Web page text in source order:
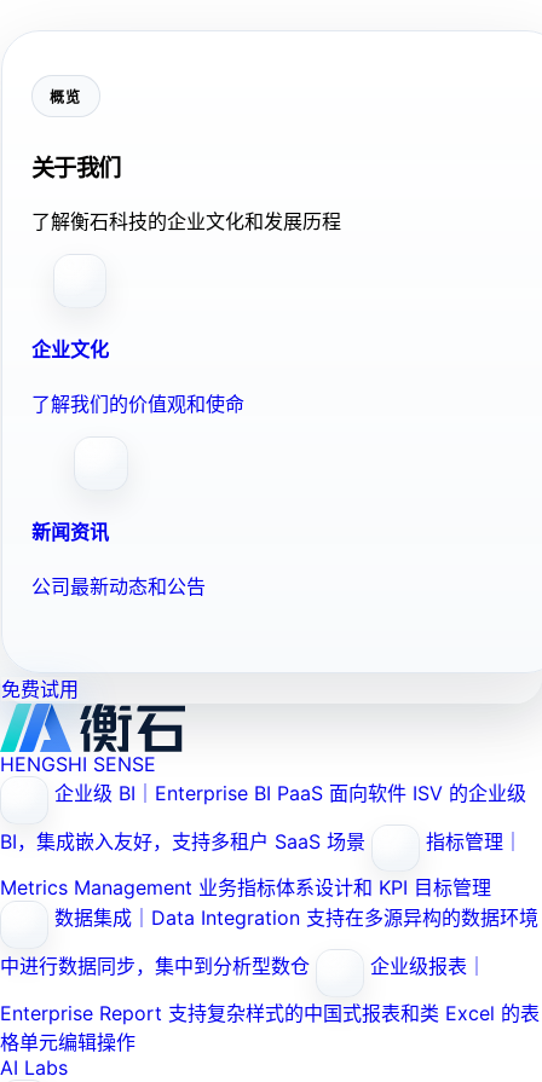
概览
关于我们
了解衡石科技的企业文化和发展历程
企业文化
了解我们的价值观和使命
新闻资讯
公司最新动态和公告
免费试用
HENGSHI SENSE
企业级 BI｜Enterprise BI PaaS 面向软件 ISV 的企业级
BI，集成嵌入友好，支持多租户 SaaS 场景
指标管理｜
Metrics Management 业务指标体系设计和 KPI 目标管理
数据集成｜Data Integration 支持在多源异构的数据环境
中进行数据同步，集中到分析型数仓
企业级报表｜
Enterprise Report 支持复杂样式的中国式报表和类 Excel 的表
格单元编辑操作
AI Labs